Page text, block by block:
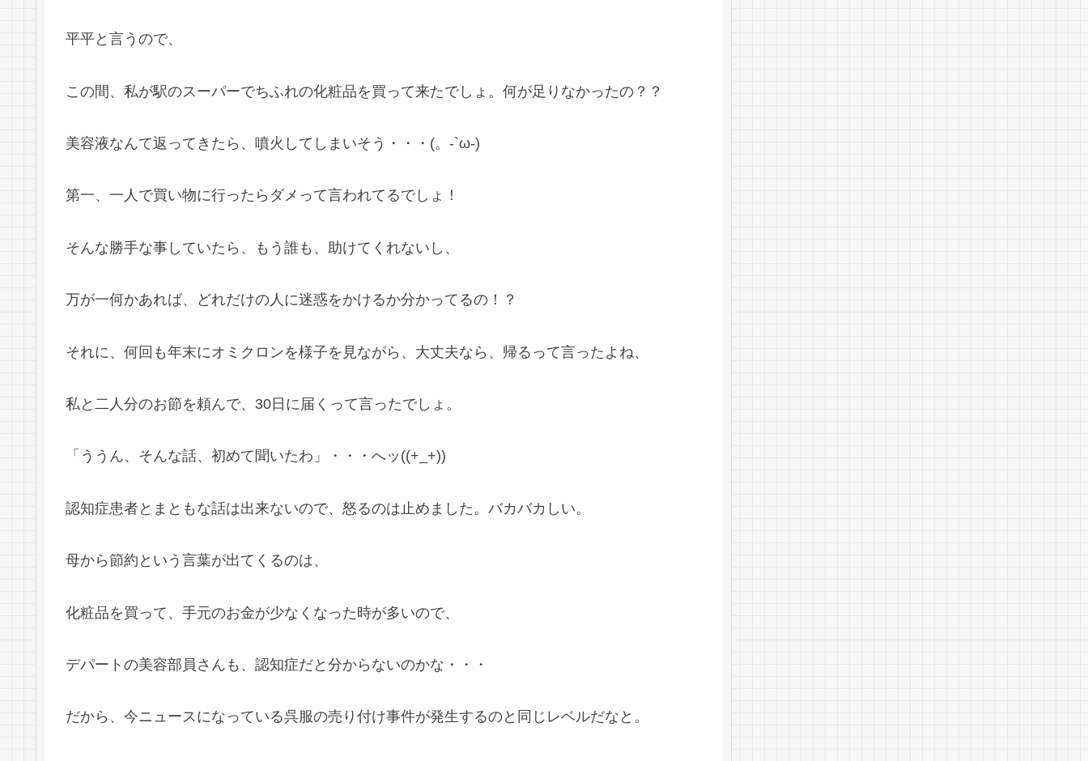
平平と言うので、
この間、私が駅のスーパーでちふれの化粧品を買って来たでしょ。何が足りなかったの？？
美容液なんて返ってきたら、噴火してしまいそう・・・(。-`ω-)
第一、一人で買い物に行ったらダメって言われてるでしょ！
そんな勝手な事していたら、もう誰も、助けてくれないし、
万が一何かあれば、どれだけの人に迷惑をかけるか分かってるの！？
それに、何回も年末にオミクロンを様子を見ながら、大丈夫なら、帰るって言ったよね、
私と二人分のお節を頼んで、30日に届くって言ったでしょ。
「ううん、そんな話、初めて聞いたわ」・・・へッ((+_+))
認知症患者とまともな話は出来ないので、怒るのは止めました。バカバカしい。
母から節約という言葉が出てくるのは、
化粧品を買って、手元のお金が少なくなった時が多いので、
デパートの美容部員さんも、認知症だと分からないのかな・・・
だから、今ニュースになっている呉服の売り付け事件が発生するのと同じレベルだなと。